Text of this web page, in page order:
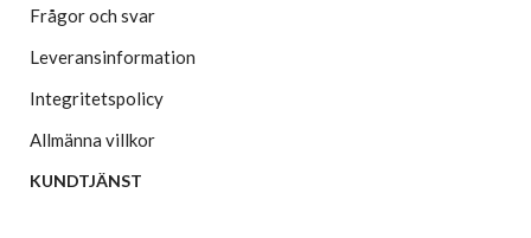
Frågor och svar
Leveransinformation
Integritetspolicy
Allmänna villkor
KUNDTJÄNST